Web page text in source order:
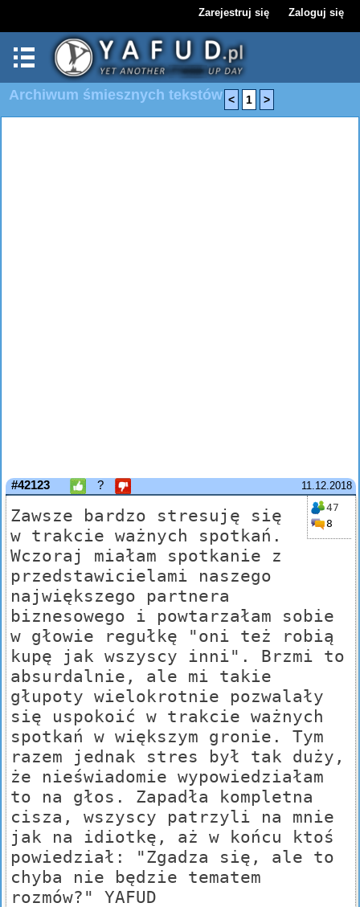
Zarejestruj się Zaloguj się
Archiwum śmiesznych tekstów < 1 >
11.12.2018
#42123 ?
47
8
Zawsze bardzo stresuję się
w trakcie ważnych spotkań.
Wczoraj miałam spotkanie z
przedstawicielami naszego
największego partnera
biznesowego i powtarzałam sobie
w głowie regułkę "oni też robią
kupę jak wszyscy inni". Brzmi to
absurdalnie, ale mi takie
głupoty wielokrotnie pozwalały
się uspokoić w trakcie ważnych
spotkań w większym gronie. Tym
razem jednak stres był tak duży,
że nieświadomie wypowiedziałam
to na głos. Zapadła kompletna
cisza, wszyscy patrzyli na mnie
jak na idiotkę, aż w końcu ktoś
powiedział: "Zgadza się, ale to
chyba nie będzie tematem
rozmów?" YAFUD